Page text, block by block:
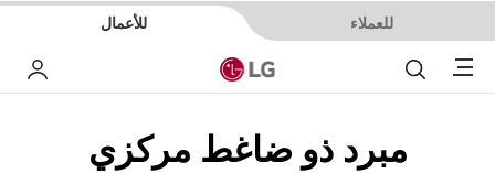
للعملاء للأعمال
Menu
مبرد ذو ضاغط مركزي